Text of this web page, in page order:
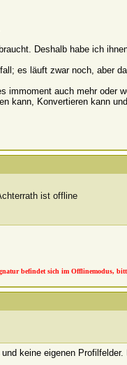
Deshalb habe ich
es läuft zwar noch, aber
immoment auch mehr oder
kann, Konvertieren kann
befindet sich im Offlinemodus,
keine eigenen